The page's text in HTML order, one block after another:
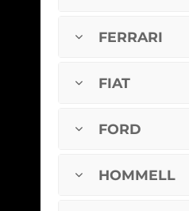
FERRARI
FIAT
FORD
HOMMELL